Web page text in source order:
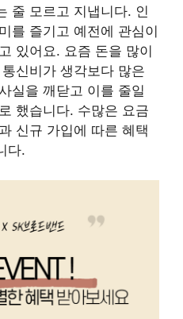
줄 모르고 지냅니다. 인
를 즐기고 예전에 관심이
있어요. 요즘 돈을 많이
신비가 생각보다 많은
실을 깨닫고 이를 줄일
했습니다. 수많은 요금
신규 가입에 따른 혜택
다.